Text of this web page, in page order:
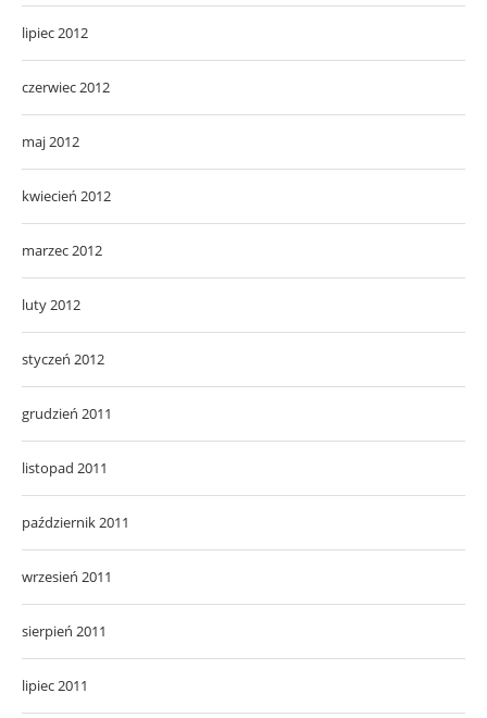
lipiec 2012
czerwiec 2012
maj 2012
kwiecień 2012
marzec 2012
luty 2012
styczeń 2012
grudzień 2011
listopad 2011
październik 2011
wrzesień 2011
sierpień 2011
lipiec 2011